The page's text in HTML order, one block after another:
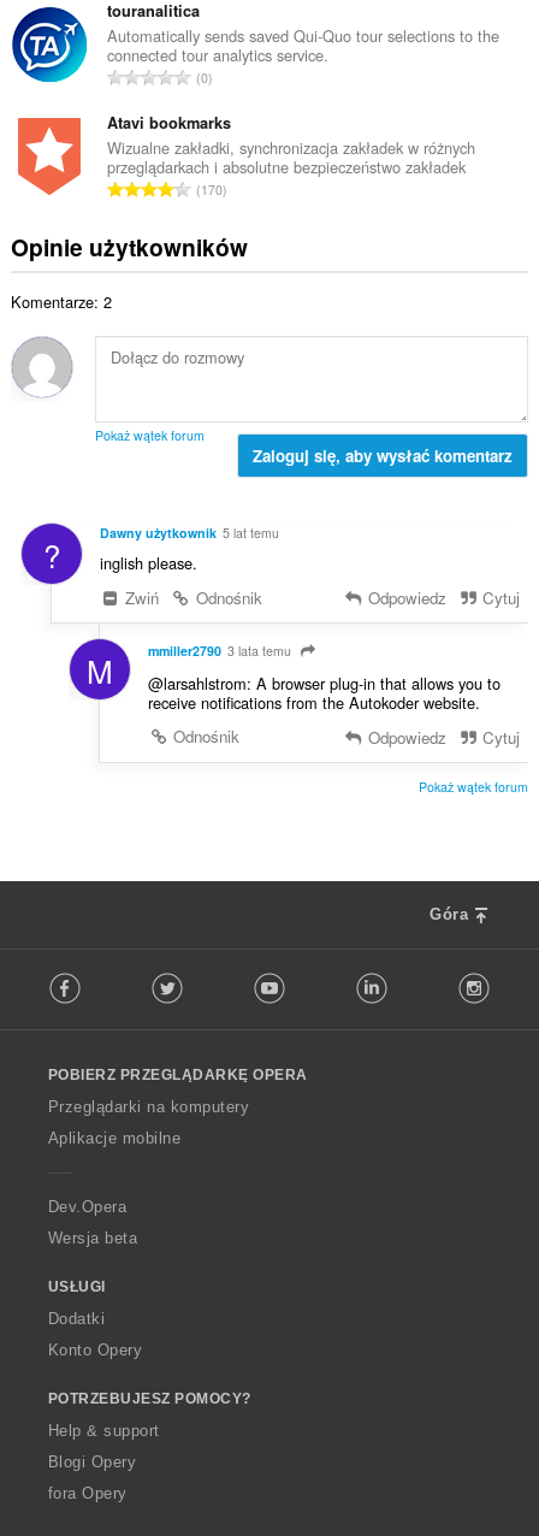
z
b
a
c
e
n
:
t
a
l
c
z
b
a
c
e
ł
k
o
w
t
a
l
z
b
c
e
:
touranalitica
Automatically sends saved Qui-Quo tour selections to the
connected tour analytics service.
C
ł
k
o
w
t
a
c
z
o
:
0
Atavi bookmarks
Wizualne zakładki, synchronizacja zakładek w różnych
przeglądarkach i absolutne bezpieczeństwo zakładek
C
k
i
t
i
a
c
e
n
:
170
Opinie użytkowników
Komentarze: 2
Pokaż wątek forum
Zaloguj się, aby wysłać komentarz
? Dawny użytkownik 5 lat temu
inglish please.
Zwiń
Odnośnik Odpowiedz Cytuj
M mmiller2790 3 lata temu
@larsahlstrom: A browser plug-in that allows you to
receive notifications from the Autokoder website.
Odnośnik
Odpowiedz Cytuj
Pokaż wątek forum
Góra
o
w
O
p
a
Facebook Twitter Youtube LinkedIn
POBIERZ PRZEGLĄDARKĘ OPERA
Przeglądarki na komputery
Aplikacje mobilne
Dev.Opera
Wersja beta
USŁUGI
Dodatki
Konto Opery
POTRZEBUJESZ POMOCY?
Help & support
Blogi Opery
fora Opery